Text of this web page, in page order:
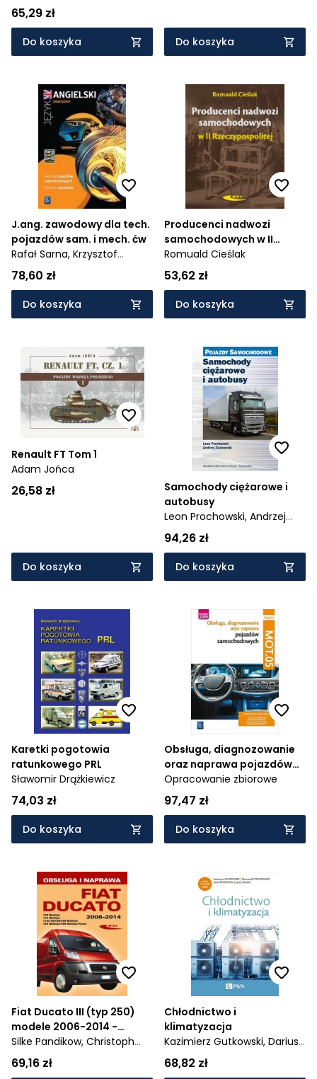
Łączności WKŁ
65,29 zł
Do koszyka Do koszyka
J.ang. zawodowy dla tech.
pojazdów sam. i mech. ćw
Rafał Sarna, Krzysztof
Więckowski,
78,60 zł
Do koszyka
Producenci nadwozi
samochodowych w II
Rzeczypospolitej
Romuald Cieślak
53,62 zł
Do koszyka
Renault FT Tom 1
Adam Jońca
26,58 zł
Do koszyka
Samochody ciężarowe i
autobusy
Leon Prochowski, Andrzej
Żuchowski
94,26 zł
Do koszyka
Karetki pogotowia
ratunkowego PRL
Sławomir Drążkiewicz
74,03 zł
Do koszyka
Obsługa, diagnozowanie
oraz naprawa pojazdów
samochodowych.
Kwalifikacja MOT.05.
Podręcznik do nauki
zawodów mechanik
pojazdów
samochodowych. Część 2
Opracowanie zbiorowe
97,47 zł
Do koszyka
Fiat Ducato III (typ 250)
modele 2006-2014 -
Obsługa i naprawa
Silke Pandikow, Christoph
Pandikow
69,16 zł
Chłodnictwo i
klimatyzacja
Kazimierz Gutkowski, Dariusz
Butrymowicz,
Śmierciew,
68,82 zł